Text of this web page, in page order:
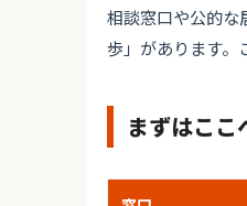
相談窓口や公的な
歩」があります。
まずはここ